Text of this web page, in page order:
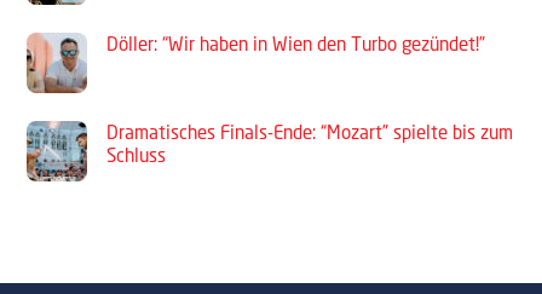
Döller: “Wir haben in Wien den Turbo gezündet!”
Dramatisches Finals-Ende: “Mozart” spielte bis zum
Schluss